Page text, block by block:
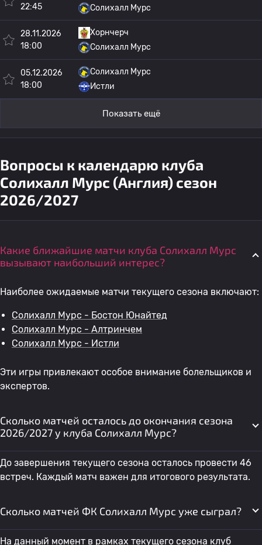
22:45
Солихалл Мурс
28.11.2026
18:00
Хорнчерч
Солихалл Мурс
05.12.2026
18:00
Солихалл Мурс
Истли
Показать ещё
Вопросы к календарю клуба
Солихалл Мурс (Англия) сезон
2026/2027
Какие ближайшие матчи клуба Солихалл Мурс
вызывают наибольший интерес?
Наиболее ожидаемые матчи текущего сезона включают:
Солихалл Мурс - Бостон Юнайтед
Солихалл Мурс - Алтринчем
Солихалл Мурс - Истли
Эти игры привлекают особое внимание болельщиков и
экспертов.
Сколько матчей осталось до окончания сезона
2026/2027 у клуба Солихалл Мурс?
До завершения текущего сезона осталось провести 46
встреч. Каждый матч важен для итогового результата.
Сколько матчей ФК Солихалл Мурс уже сыграл?
На данный момент в рамках текущего сезона клуб